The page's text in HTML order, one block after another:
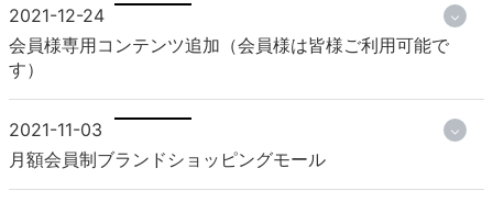
2021-12-24
会員様専用コンテンツ追加（会員様は皆様ご利用可能で
す）
2021-11-03
月額会員制ブランドショッピングモール